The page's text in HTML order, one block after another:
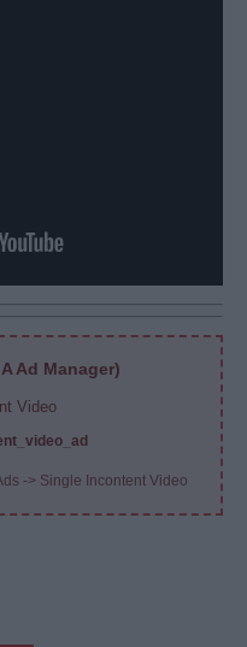
Ad Manager)
Video
-> Single Incontent Video